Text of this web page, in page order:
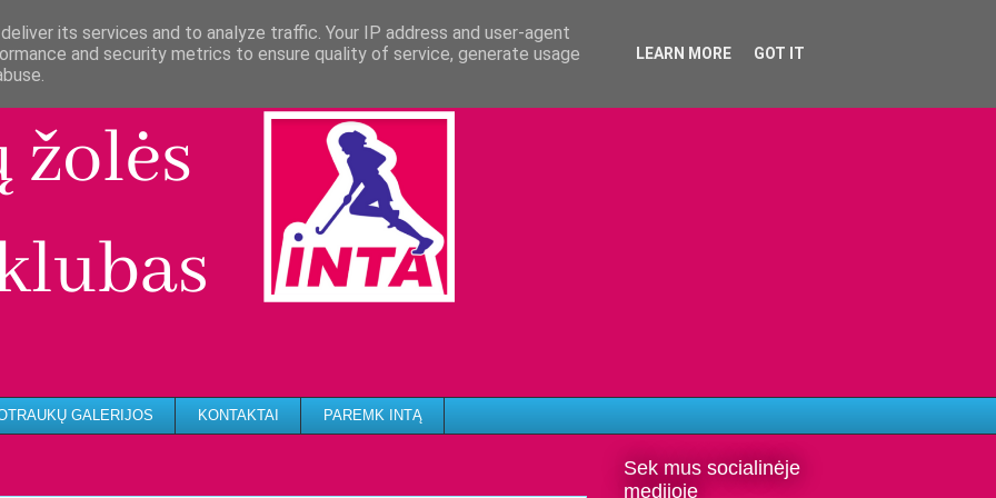
GALERIJOS KONTAKTAI PAREMK INTĄ
Sek mus socialinėje
medijoje
its services and to analyze traffic. Your IP address and user-agent
and security metrics to ensure quality of service, generate usage
LEARN MORE GOT IT